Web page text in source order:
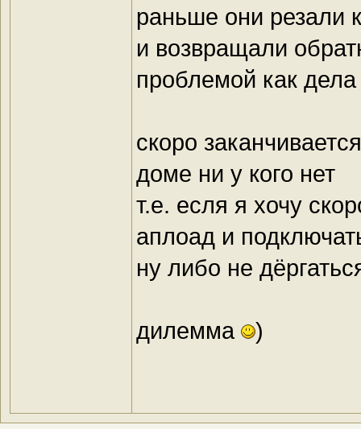
раньше они резали
и возвращали
проблемой как дела
скоро
доме ни у кого нет
т.е. есля я хочу
аплоад и
ну либо не
дилемма )